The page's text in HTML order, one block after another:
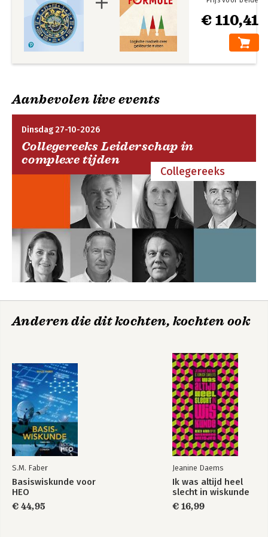
€ 110,41
Aanbevolen live events
Dinsdag 27-10-2026
Collegereeks Leiderschap in
complexe tijden
Collegereeks
Anderen die dit kochten, kochten ook
S.M. Faber
Basiswiskunde voor
HEO
€ 44,95
Jeanine Daems
Ik was altijd heel
slecht in wiskunde
€ 16,99